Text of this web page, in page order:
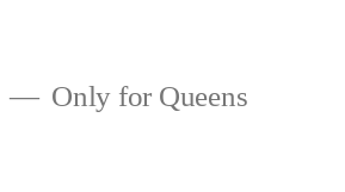
Only for Queens